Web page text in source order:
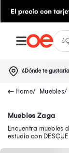
¿Dónde te
Muebles
Muebles Zaga
Encuentra muebles
estudio con